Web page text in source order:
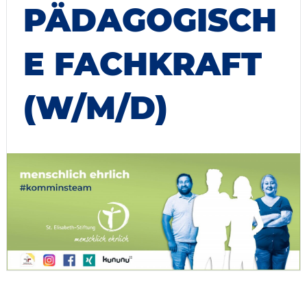
PÄDAGOGISCH
E FACHKRAFT
(W/M/D)